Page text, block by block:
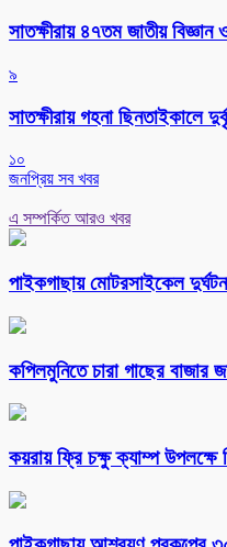
সাতক্ষীরায় ৪৭তম জাতীয়
৯
সাতক্ষীরায় গহনা ছিনতাইকালে
১০
জনপ্রিয় সব খবর
এ সম্পর্কিত আরও খবর
পাইকগাছায় মোটরসাইকেল
কপিলমুনিতে চারা গাছের বাজার
কয়রায় ফ্রি চক্ষু ক্যাম্প উপলক্ষে